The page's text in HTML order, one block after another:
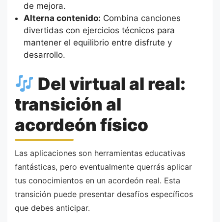
de mejora.
Alterna contenido: Combina canciones
divertidas con ejercicios técnicos para
mantener el equilibrio entre disfrute y
desarrollo.
Del virtual al real:
transición al
acordeón físico
Las aplicaciones son herramientas educativas
fantásticas, pero eventualmente querrás aplicar
tus conocimientos en un acordeón real. Esta
transición puede presentar desafíos específicos
que debes anticipar.